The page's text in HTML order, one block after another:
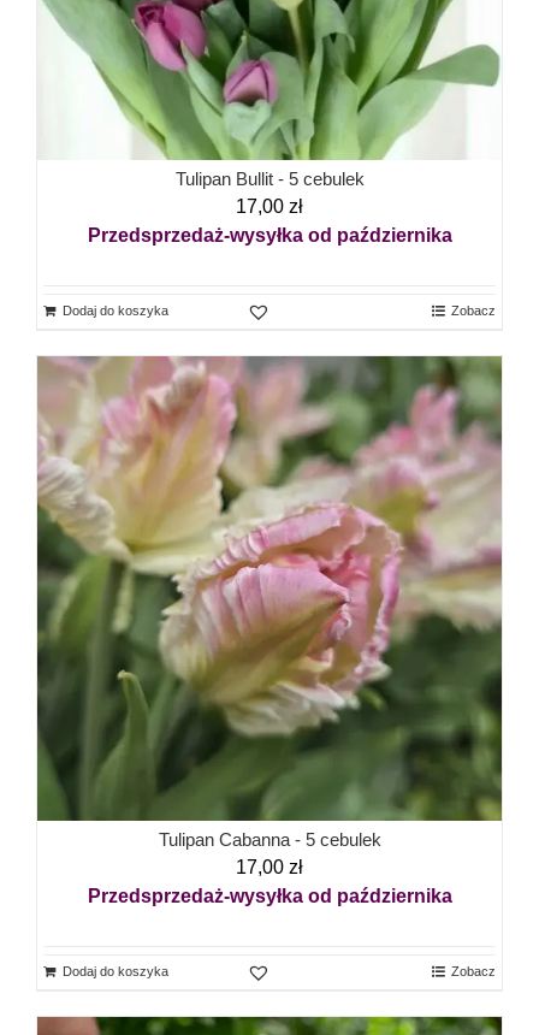
Tulipan Bullit - 5 cebulek
17,00 zł
Przedsprzedaż-wysyłka od października
Dodaj do koszyka Zobacz
Tulipan Cabanna - 5 cebulek
17,00 zł
Przedsprzedaż-wysyłka od października
Dodaj do koszyka Zobacz